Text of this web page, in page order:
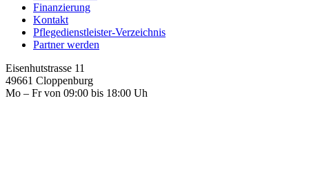
Finanzierung
Kontakt
Pflegedienstleister-Verzeichnis
Partner werden
Eisenhutstrasse 11
49661 Cloppenburg
Mo – Fr von 09:00 bis 18:00 Uh